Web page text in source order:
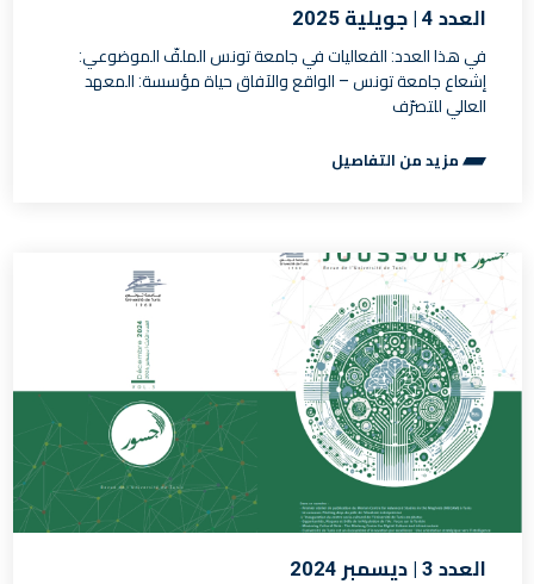
العدد 4 | جويلية 2025
في هذا العدد: الفعاليات في جامعة تونس الملفّ الموضوعي:
إشعاع جامعة تونس – الواقع والآفاق حياة مؤسسة: المعهد
العالي للتصرّف
مزيد من التفاصيل
العدد 3 | ديسمبر 2024